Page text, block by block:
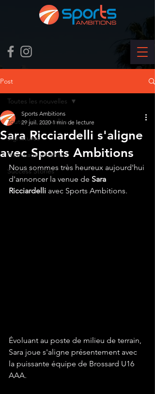
Post
Toutes les nouvelles
Signatures
Nouveaux athlètes
Success Stories
Toutes les nouvelles
Sara Ricciardelli s'aligne
avec Sports Ambitions
Sports Ambitions
29 juil. 2020 1 min de lecture
Nous sommes très heureux aujourd'hui
d'annoncer la venue de Sara
Ricciardelli avec Sports Ambitions.
Évoluant au poste de milieu de terrain,
Sara joue s'aligne présentement avec
la puissante équipe de Brossard U16
AAA.